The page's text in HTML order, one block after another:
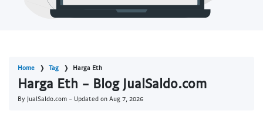
Home Tag Harga Eth
Harga Eth - Blog JualSaldo.com
By JualSaldo.com - Updated on Aug 7, 2026